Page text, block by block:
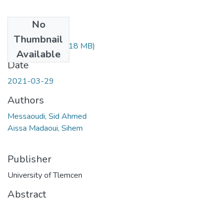
No
Thumbnail
Available
messaoudi.pdf(7.18 MB)
Date
2021-03-29
Authors
Messaoudi, Sid Ahmed
Aissa Madaoui, Sihem
Publisher
University of Tlemcen
Abstract